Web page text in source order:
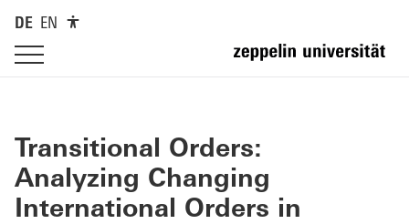
DE EN
Transitional Orders:
Analyzing Changing
International Orders in